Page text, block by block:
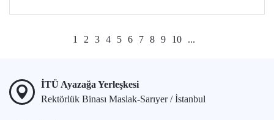
1 2 3 4 5 6 7 8 9 10 ...
İTÜ Ayazağa Yerleşkesi
Rektörlük Binası Maslak-Sarıyer / İstanbul